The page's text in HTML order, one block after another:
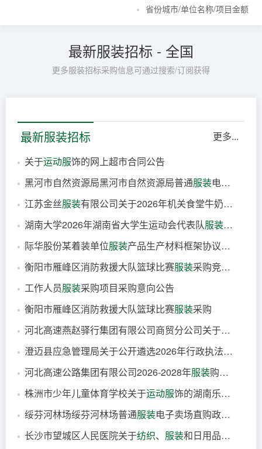
省份城市/单位名称/项目金额
最新服装招标 - 全国
更多服装招标采购信息可通过搜索/订阅获得
最新服装招标
更多...
关于运动服饰的网上超市合同公告
合同 江西 1分钟前
黑河市自然资源局黑河市自然资源局普通服装电子卖场直购履约验收公告
验收 黑龙江 3分钟前
江苏金丝服装有限公司关于2026年机关食堂牛奶项目的成交结果公告
成交 江苏 4分钟前
湖南大学2026年湖南省大学生运动会代表队服装分散采
结果 湖南 9分钟前
际华股份某着装单位服装产品生产材料框架协议采购采购公告
公告 甘肃 34分钟前
衡阳市雁峰区消防救援大队篮球比赛服装采购竞价公告
公告 湖南
工作人员服装采购项目采购意向公告
意向 37分钟前
衡阳市雁峰区消防救援大队篮球比赛服装采购
公告 湖南 39分钟前
河北高速燕赵驿行集团有限公司商贸分公司关于磁县服务区引进
公告 40分钟前
澄迈县应急管理局关于公开遴选2026年行政执法制式
公告 41分钟前
河北高速公路集团有限公司2026-2028年服装购置项目中标结果公示
中标 河北 46分钟前
株洲市少年儿童体育学校关于运动服饰的湖南乐采网超采购项目成交公告
成交 湖南 49分钟前
绥芬河林场绥芬河林场普通服装电子卖场直购政府采购合同公告
合同 黑龙江 50分钟前
长沙市望城区人民医院关于纺织、 服装和日用品专门零售服务的分散服务市场采购项目成交公告